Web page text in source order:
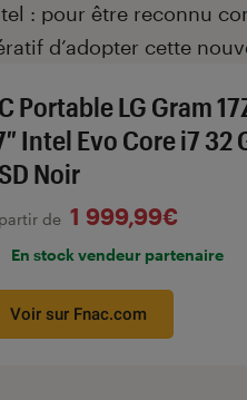
: pour être reconnu
d’adopter cette
Portable LG Gram
Intel Evo Core i7 32
Noir
de 1 999,99€
En stock vendeur partenaire
Voir sur Fnac.com